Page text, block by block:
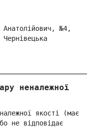
Анатолійович, №4,
Чернівецька
неналежної
якості (має
не відповідає